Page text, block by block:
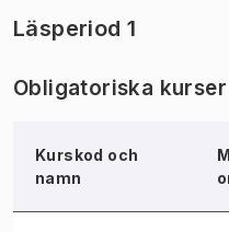
Läsperiod 1
Obligatoriska kurser
Kurskod och
namn